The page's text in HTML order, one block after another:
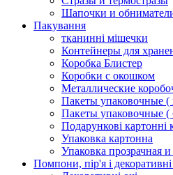
Шапочки и
Пакування
тканинні мішечки
Контейнеры для
Коробка Блистер
Коробки с окошком
Металлические
Пакеты упаковочные (
Пакеты упаковочные
Подарункові картонні
Упаковка картонна
Упаковка прозрачная
Помпони, пір'я і декоративні